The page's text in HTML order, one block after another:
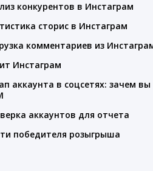
конкурентов в Инстаграм
сторис в Инстаграм
комментариев из
Инстаграм
аккаунта в соцсетях: зачем
аккаунтов для отчета
победителя розыгрыша